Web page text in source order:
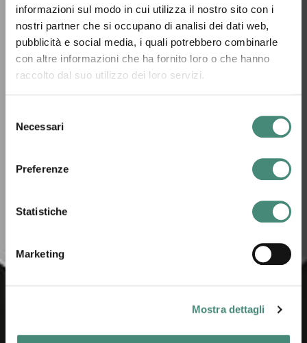
informazioni sul modo in cui utilizza il nostro sito con i
nostri partner che si occupano di analisi dei dati web,
pubblicità e social media, i quali potrebbero combinarle
con altre informazioni che ha fornito loro o che hanno
raccolto dal suo utilizzo dei loro servizi.
delNecessari
Preferenze
Statistiche
Marketing
Mostra dettagli